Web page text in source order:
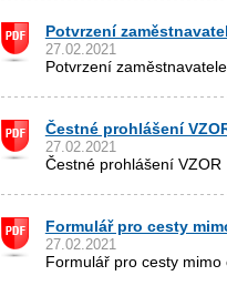
Potvrzení
27.02.2021
Potvrzení
Čestné prohlášení
27.02.2021
Čestné prohlášení VZOR
Formulář pro cesty
27.02.2021
Formulář pro cesty mimo